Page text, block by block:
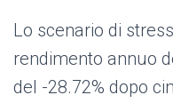
Lo scenario di
rendimento annuo
del -28.72% dopo